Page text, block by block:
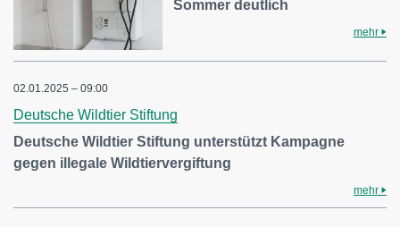
Sommer deutlich
mehr
02.01.2025 – 09:00
Deutsche Wildtier Stiftung
Deutsche Wildtier Stiftung unterstützt Kampagne
gegen illegale Wildtiervergiftung
mehr